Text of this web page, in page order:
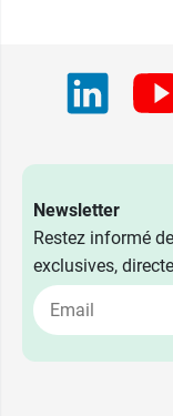
Newsletter
Restez informé
exclusives,